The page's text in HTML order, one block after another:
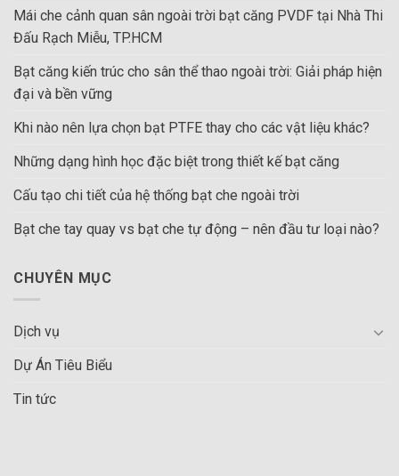
Mái che cảnh quan sân ngoài trời bạt căng PVDF tại Nhà Thi
Đấu Rạch Miễu, TP.HCM
Bạt căng kiến trúc cho sân thể thao ngoài trời: Giải pháp hiện
đại và bền vững
Khi nào nên lựa chọn bạt PTFE thay cho các vật liệu khác?
Những dạng hình học đặc biệt trong thiết kế bạt căng
Cấu tạo chi tiết của hệ thống bạt che ngoài trời
Bạt che tay quay vs bạt che tự động – nên đầu tư loại nào?
CHUYÊN MỤC
Dịch vụ
Dự Án Tiêu Biểu
Tin tức